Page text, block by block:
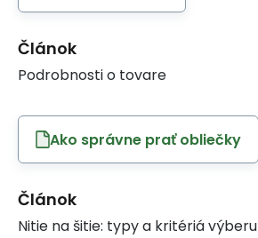
Článok
Podrobnosti o tovare
Ako správne prať obliečky
Článok
Nitie na šitie: typy a kritériá výberu